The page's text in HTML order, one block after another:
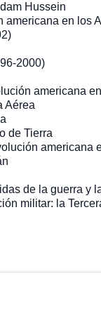
Hussein
americana en los
2000)
americana
Aérea
de Tierra
americana
de la guerra y
militar: la